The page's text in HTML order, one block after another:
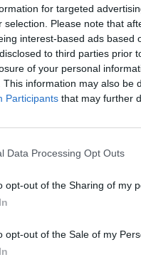
for targeted
selection. Please note that
interest-based ads based
to third parties prior
of your personal
This information may also be
Participants that may further
Data Processing Opt Outs
opt-out of the Sharing of my
opt-out of the Sale of my
να μιλήσει,
of New York, που
άλλα μέλη του
που θα
δέκατα του
δίκαιη συμφωνία
από 1.100
ένας για τον άλλο,
κάθε μέρος», είπε η
νέα Συλλογική